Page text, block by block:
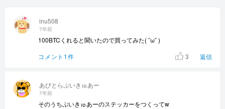
あびとらぷいきゅあー
7年前
そのうちぷいきゅあーのステッカーをつくってw
inu508
7年前
100BTCくれると聞いたので買ってみた( ˘ω˘ )
コメント1件
3 返信